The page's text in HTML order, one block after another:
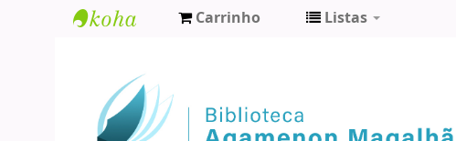
Agamenon
Magalhães
Carrinho Listas